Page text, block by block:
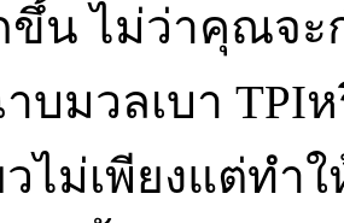
ขึ้น ไม่ว่าคุณจะ
บมวลเบา TPI
ไม่เพียงแต่ทำ